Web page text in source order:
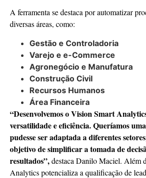
A ferramenta se destaca por automatizar
diversas áreas, como:
Gestão e Controladoria
Varejo e e-Commerce
Agronegócio e Manufatura
Construção Civil
Recursos Humanos
Área Financeira
“Desenvolvemos o Vision Smart
versatilidade e eficiência. Queríamos
pudesse ser adaptada a diferentes
objetivo de simplificar a tomada de
resultados”,destaca Danilo Maciel. Além
Analytics potencializa a qualificação de